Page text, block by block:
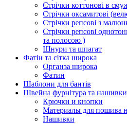
Стрічки коттонові в
Стрічки оксамитові
Стрічки репсові з
Стрічки репсові
та полосою )
Шнури та шпагат
Фатін та сітка широка
Органза широка
Фатин
Шаблони для бантів
Швейна фурнітура та нашивки
Крючки и кнопки
Материалы для пошива
Нашивки